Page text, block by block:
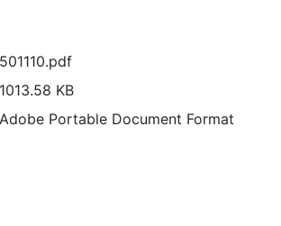
501110.pdf
1013.58 KB
Adobe Portable Document Format